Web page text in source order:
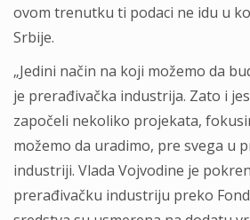
ovom trenutku ti podaci ne idu u
Srbije.
„Jedini način na koji možemo da
je prerađivačka industrija. Zato i
započeli nekoliko projekata,
možemo da uradimo, pre svega u
industriji. Vlada Vojvodine je
prerađivačku industriju preko